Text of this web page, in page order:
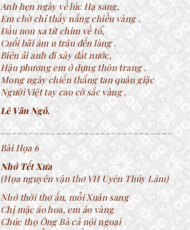
Anh hẹn ngày về lúc Hạ sang,
Em chờ chỉ thấy nắng chiều vàng .
Đầu non xa tít chim về tổ,
Cuối bãi âm u trâu đến làng .
Biên ải anh đi xây đất nước,
Hậu phương em ở dựng thôn trang .
Mong ngày chiến thắng tan quân giặc
Người Việt tay cao cờ sắc vàng .
Lê Văn Ngô.
_______________________________
Bài Họa 6
Nhớ Tết Xưa
(Họa nguyên vận thơ VH Uyên Thúy Lâm)
Nhớ thời thơ ấu, mỗi Xuân sang
Chị mặc áo hoa, em áo vàng
Chúc thọ Ông Bà cả nội ngoại